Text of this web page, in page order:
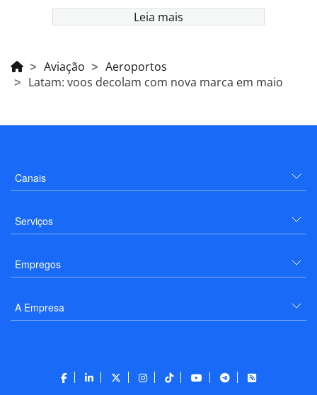
Leia mais
Aviação
Aeroportos
Latam: voos decolam com nova marca em maio
Canais
Serviços
Empregos
A Empresa